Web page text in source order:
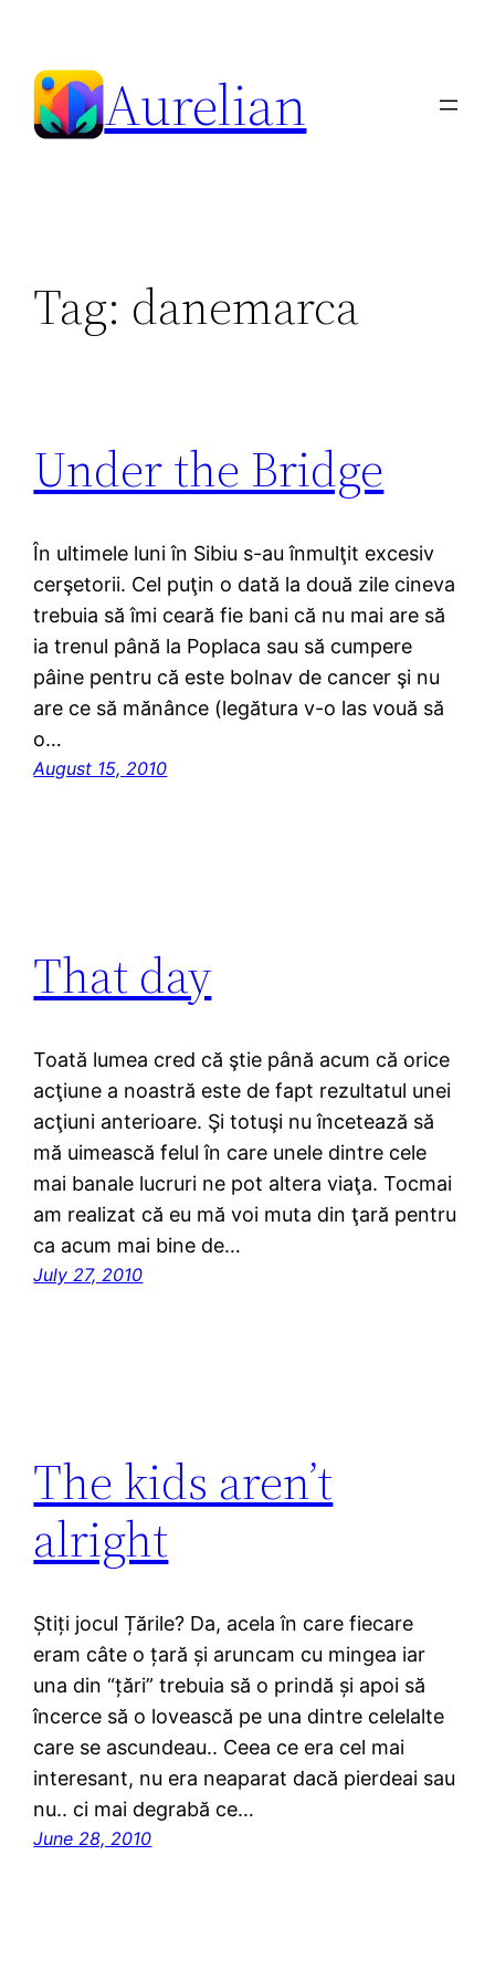
content
Aurelian
Tag: danemarca
Under the Bridge
În ultimele luni în Sibiu s-au înmulţit excesiv
cerşetorii. Cel puţin o dată la două zile cineva
trebuia să îmi ceară fie bani că nu mai are să
ia trenul până la Poplaca sau să cumpere
pâine pentru că este bolnav de cancer şi nu
are ce să mănânce (legătura v-o las vouă să
o…
August 15, 2010
That day
Toată lumea cred că ştie până acum că orice
acţiune a noastră este de fapt rezultatul unei
acţiuni anterioare. Şi totuşi nu încetează să
mă uimească felul în care unele dintre cele
mai banale lucruri ne pot altera viaţa. Tocmai
am realizat că eu mă voi muta din ţară pentru
ca acum mai bine de…
July 27, 2010
The kids aren’t
alright
Știți jocul Țările? Da, acela în care fiecare
eram câte o țară și aruncam cu mingea iar
una din “țări” trebuia să o prindă și apoi să
încerce să o lovească pe una dintre celelalte
care se ascundeau.. Ceea ce era cel mai
interesant, nu era neaparat dacă pierdeai sau
nu.. ci mai degrabă ce…
June 28, 2010